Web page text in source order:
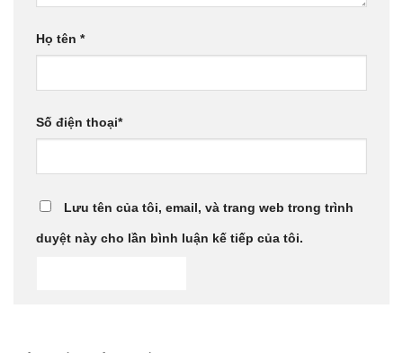
Họ tên *
Số điện thoại*
Lưu tên của tôi, email, và trang web trong trình
duyệt này cho lần bình luận kế tiếp của tôi.